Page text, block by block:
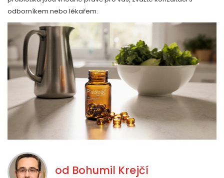
odborníkem nebo lékařem.
od Bohumil Krejčí